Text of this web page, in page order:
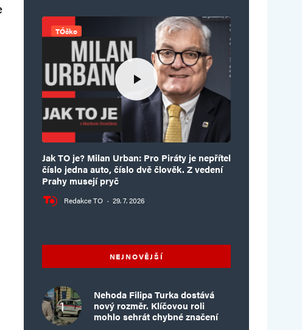
TÓčko
Jak TO je? Milan Urban: Pro Piráty je nepřítel
číslo jedna auto, číslo dvě člověk. Z vedení
Prahy musejí pryč
Redakce TO · 29. 7. 2026
NEJNOVĚJŠÍ
Nehoda Filipa Turka dostává
nový rozměr. Klíčovou roli
mohlo sehrát chybné značení